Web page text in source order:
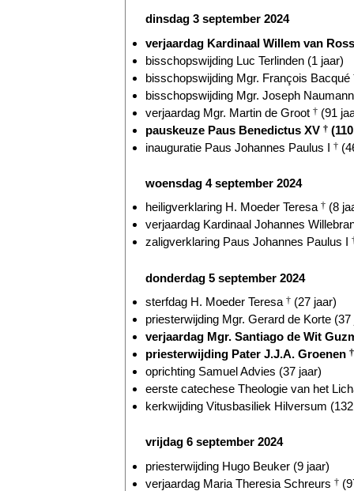
dinsdag 3 september 2024
verjaardag Kardinaal Willem van
bisschopswijding Luc Terlinden (1 jaar)
bisschopswijding Mgr. François Bacqué
bisschopswijding Mgr. Joseph
verjaardag Mgr. Martin de Groot † (91
pauskeuze Paus Benedictus XV †
inauguratie Paus Johannes Paulus I †
woensdag 4 september 2024
heiligverklaring H. Moeder Teresa † (8
verjaardag Kardinaal Johannes
zaligverklaring Paus Johannes Paulus I
donderdag 5 september 2024
sterfdag H. Moeder Teresa † (27 jaar)
priesterwijding Mgr. Gerard de Korte (37
verjaardag Mgr. Santiago de Wit
priesterwijding Pater J.J.A. Groenen †
oprichting Samuel Advies (37 jaar)
eerste catechese Theologie van het
kerkwijding Vitusbasiliek Hilversum
vrijdag 6 september 2024
priesterwijding Hugo Beuker (9 jaar)
verjaardag Maria Theresia Schreurs †